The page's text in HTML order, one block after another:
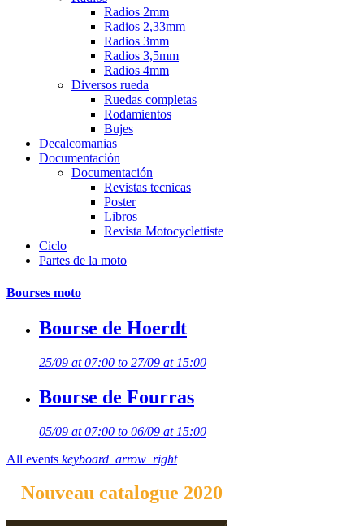
Radios 2mm
Radios 2,33mm
Radios 3mm
Radios 3,5mm
Radios 4mm
Diversos rueda
Ruedas completas
Rodamientos
Bujes
Decalcomanias
Documentación
Documentación
Revistas tecnicas
Poster
Libros
Revista Motocyclettiste
Ciclo
Partes de la moto
Bourses moto
Bourse de Hoerdt
25/09 at 07:00 to 27/09 at 15:00
Bourse de Fourras
05/09 at 07:00 to 06/09 at 15:00
All events keyboard_arrow_right
Nouveau catalogue 2020